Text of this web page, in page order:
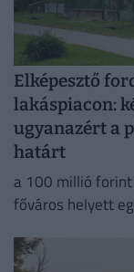
Elképesztő
lakáspiacon:
ugyanazért a
határt
a 100 millió
főváros helyett